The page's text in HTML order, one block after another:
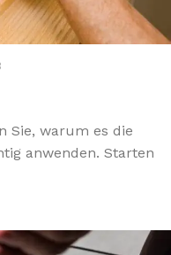
Sie, warum es die
anwenden. Starten